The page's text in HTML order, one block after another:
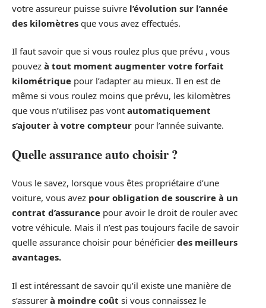
votre assureur puisse suivre l’évolution sur l’année
des kilomètres que vous avez effectués.
Il faut savoir que si vous roulez plus que prévu , vous
pouvez à tout moment augmenter votre forfait
kilométrique pour l’adapter au mieux. Il en est de
même si vous roulez moins que prévu, les kilomètres
que vous n’utilisez pas vont automatiquement
s’ajouter à votre compteur pour l’année suivante.
Quelle assurance auto choisir ?
Vous le savez, lorsque vous êtes propriétaire d’une
voiture, vous avez pour obligation de souscrire à un
contrat d’assurance pour avoir le droit de rouler avec
votre véhicule. Mais il n’est pas toujours facile de savoir
quelle assurance choisir pour bénéficier des meilleurs
avantages.
Il est intéressant de savoir qu’il existe une manière de
s’assurer à moindre coût si vous connaissez le